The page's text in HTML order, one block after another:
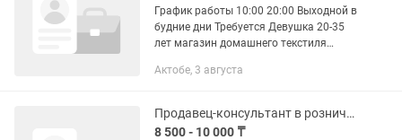
График работы 10:00 20:00 Выходной в
будние дни Требуется Девушка 20-35
лет магазин домашнего текстиля
сниматься на видео
Актобе, 3 августа
Продавец-консультант в розничном магазине
8 500 - 10 000 ₸